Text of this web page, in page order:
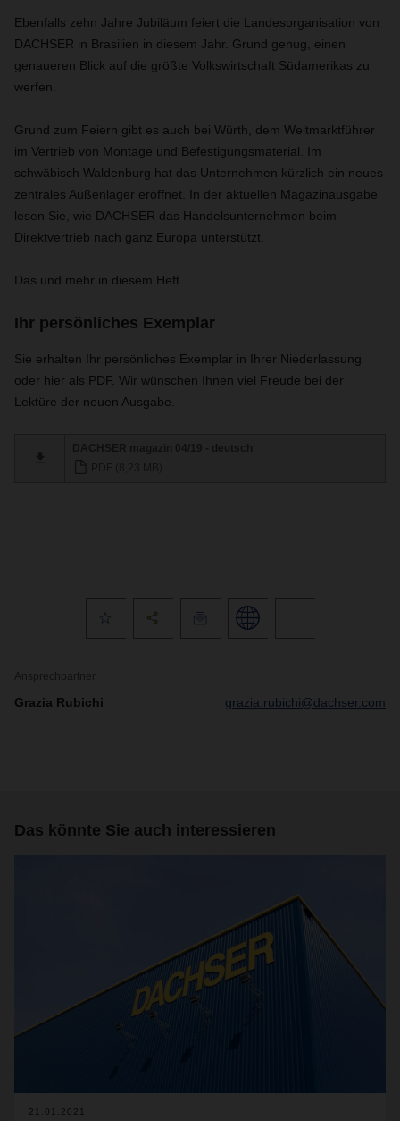
Ebenfalls zehn Jahre Jubiläum feiert die Landesorganisation von
DACHSER in Brasilien in diesem Jahr. Grund genug, einen
genaueren Blick auf die größte Volkswirtschaft Südamerikas zu
werfen.
Grund zum Feiern gibt es auch bei Würth, dem Weltmarktführer
im Vertrieb von Montage und Befestigungsmaterial. Im
schwäbisch Waldenburg hat das Unternehmen kürzlich ein neues
zentrales Außenlager eröffnet. In der aktuellen Magazinausgabe
lesen Sie, wie DACHSER das Handelsunternehmen beim
Direktvertrieb nach ganz Europa unterstützt.
Das und mehr in diesem Heft.
Ihr persönliches Exemplar
Sie erhalten Ihr persönliches Exemplar in Ihrer Niederlassung
oder hier als PDF. Wir wünschen Ihnen viel Freude bei der
Lektüre der neuen Ausgabe.
Ansprechpartner
Grazia Rubichi grazia.rubichi@dachser.com
Das könnte Sie auch interessieren
21.01.2021